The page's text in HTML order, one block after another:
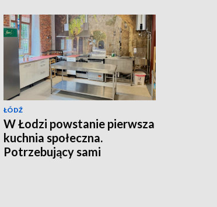
ŁÓDŹ
W Łodzi powstanie pierwsza
kuchnia społeczna.
Potrzebujący sami